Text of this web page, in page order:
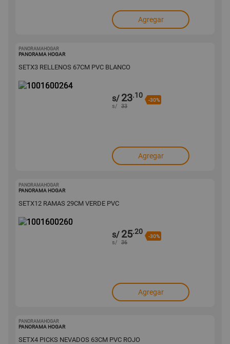
Agregar
PANORAMAHOGAR
PANORAMA HOGAR
SETX3 RELLENOS 67CM PVC BLANCO
s/ 23.10
-30%
s/ 33
Agregar
PANORAMAHOGAR
PANORAMA HOGAR
SETX12 RAMAS 29CM VERDE PVC
s/ 25.20
-30%
s/ 36
Agregar
PANORAMAHOGAR
PANORAMA HOGAR
SETX4 PICKS NEVADOS 63CM PVC ROJO